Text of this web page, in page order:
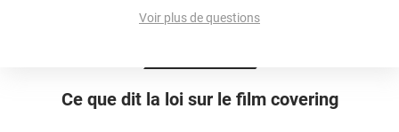
Ce que dit la loi sur le film covering
avant jusqu'au bas du parechoc arrière, en passant par le
pose
Le covering protège la peinture d'origine, pour la garder en
covering 3D
Voir plus de questions